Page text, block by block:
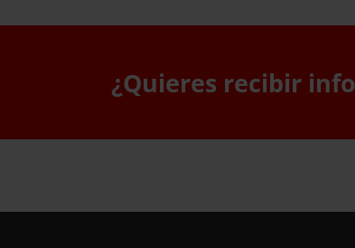
¿Quieres recibir